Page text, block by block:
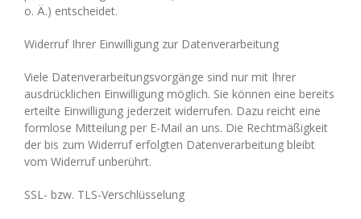
o. Ä.) entscheidet.
Widerruf Ihrer Einwilligung zur Datenverarbeitung
Viele Datenverarbeitungsvorgänge sind nur mit Ihrer
ausdrücklichen Einwilligung möglich. Sie können eine bereits
erteilte Einwilligung jederzeit widerrufen. Dazu reicht eine
formlose Mitteilung per E-Mail an uns. Die Rechtmäßigkeit
der bis zum Widerruf erfolgten Datenverarbeitung bleibt
vom Widerruf unberührt.
SSL- bzw. TLS-Verschlüsselung